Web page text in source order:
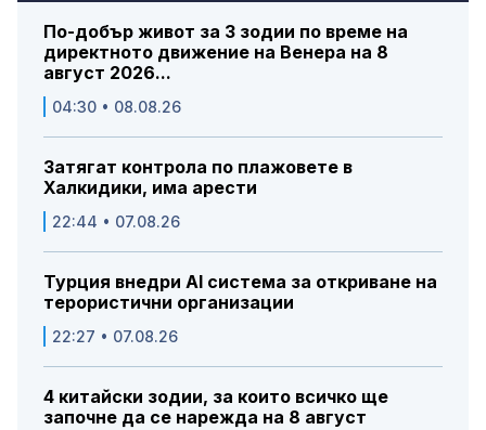
По-добър живот за 3 зодии по време на
директното движение на Венера на 8
август 2026...
04:30 • 08.08.26
Затягат контрола по плажовете в
Халкидики, има арести
22:44 • 07.08.26
Турция внедри AI система за откриване на
терористични организации
22:27 • 07.08.26
4 китайски зодии, за които всичко ще
започне да се нарежда на 8 август